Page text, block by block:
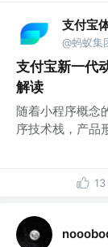
支付宝
@蚂蚁集
支付宝新一代
解读
随着小程序概念
序技术栈，产品
13